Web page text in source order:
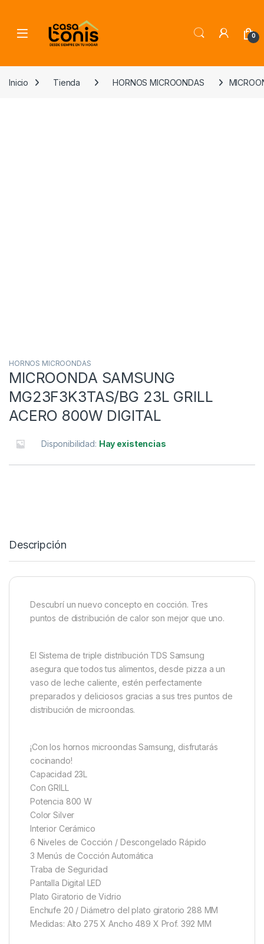
0
Inicio Tienda HORNOS MICROONDAS
HORNOS MICROONDAS
MICROONDA SAMSUNG
MG23F3K3TAS/BG 23L GRILL
ACERO 800W DIGITAL
Disponibilidad: Hay existencias
Descripción
Descubrí un nuevo concepto en cocción. Tres
puntos de distribución de calor son mejor que uno.
El Sistema de triple distribución TDS Samsung
asegura que todos tus alimentos, desde pizza a un
vaso de leche caliente, estén perfectamente
preparados y deliciosos gracias a sus tres puntos de
distribución de microondas.
¡Con los hornos microondas Samsung, disfrutarás
cocinando!
Capacidad 23L
Con GRILL
Potencia 800 W
Color Silver
Interior Cerámico
6 Niveles de Cocción / Descongelado Rápido
3 Menús de Cocción Automática
Traba de Seguridad
Pantalla Digital LED
Plato Giratorio de Vidrio
Enchufe 20 / Diámetro del plato giratorio 288 MM
Medidas: Alto 275 X Ancho 489 X Prof. 392 MM